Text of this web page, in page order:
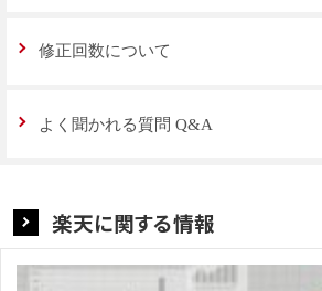
修正回数について
よく聞かれる質問 Q&A
楽天に関する情報